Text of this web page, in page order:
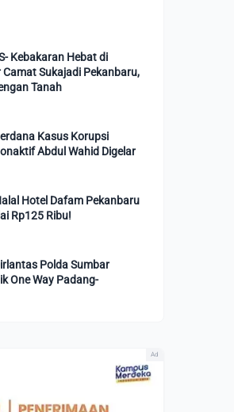
Kebakaran Hebat di
Sukajadi Pekanbaru,
Tanah
Kasus Korupsi
Abdul Wahid Digelar
Hotel Dafam Pekanbaru
Rp125 Ribu!
Polda Sumbar
One Way Padang-
Ad